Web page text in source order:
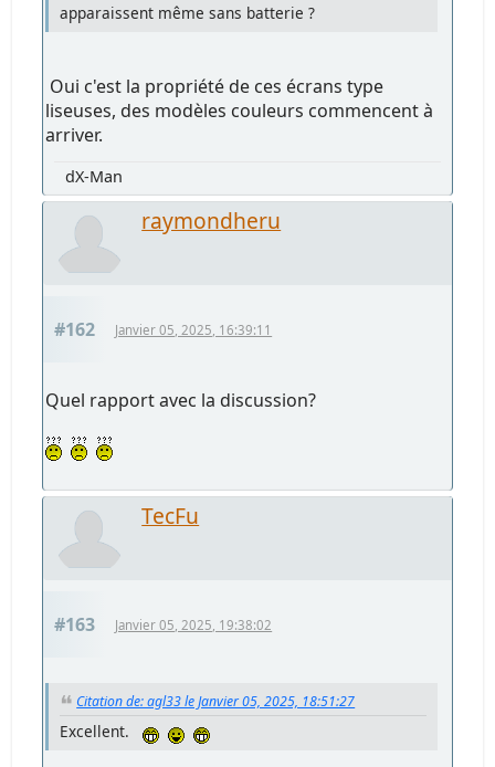
apparaissent même sans batterie ?
Oui c'est la propriété de ces écrans type
liseuses, des modèles couleurs commencent à
arriver.
dX-Man
raymondheru
#162 Janvier 05, 2025, 16:39:11
Quel rapport avec la discussion?
TecFu
#163 Janvier 05, 2025, 19:38:02
Citation de: agl33 le Janvier 05, 2025, 18:51:27
Excellent.